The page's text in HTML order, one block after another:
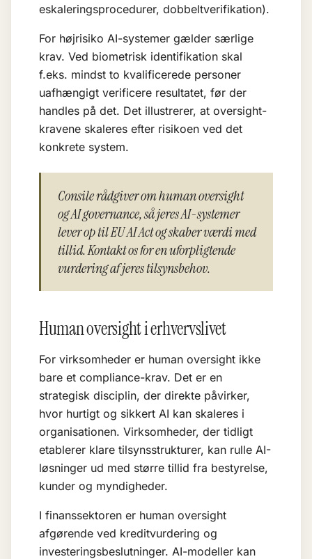
eskaleringsprocedurer, dobbeltverifikation).
For højrisiko AI-systemer gælder særlige
krav. Ved biometrisk identifikation skal
f.eks. mindst to kvalificerede personer
uafhængigt verificere resultatet, før der
handles på det. Det illustrerer, at oversight-
kravene skaleres efter risikoen ved det
konkrete system.
Consile rådgiver om human oversight
og AI governance, så jeres AI-systemer
lever op til EU AI Act og skaber værdi med
tillid. Kontakt os for en uforpligtende
vurdering af jeres tilsynsbehov.
Human oversight i erhvervslivet
For virksomheder er human oversight ikke
bare et compliance-krav. Det er en
strategisk disciplin, der direkte påvirker,
hvor hurtigt og sikkert AI kan skaleres i
organisationen. Virksomheder, der tidligt
etablerer klare tilsynsstrukturer, kan rulle AI-
løsninger ud med større tillid fra bestyrelse,
kunder og myndigheder.
I finanssektoren er human oversight
afgørende ved kreditvurdering og
investeringsbeslutninger. AI-modeller kan